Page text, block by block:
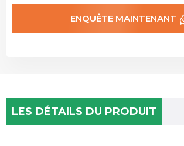
ENQUÊTE MAINTENANT
LES DÉTAILS DU PRODUIT